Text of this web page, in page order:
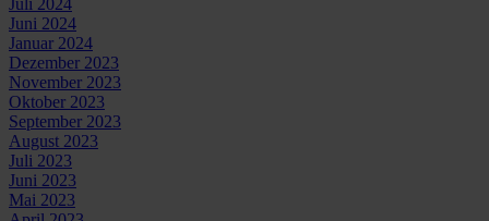
Juni 2024
Januar 2024
Dezember 2023
November 2023
Oktober 2023
September 2023
August 2023
Juli 2023
Juni 2023
Mai 2023